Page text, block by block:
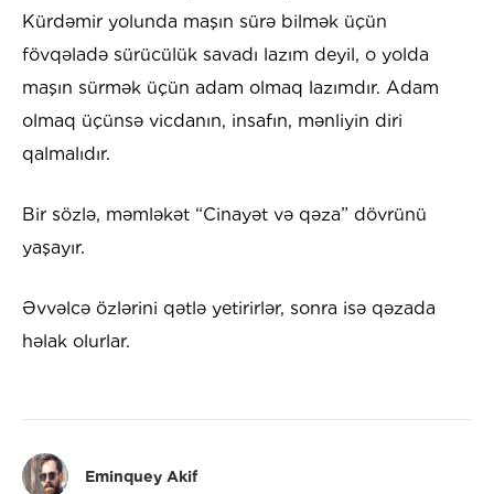
Kürdəmir yolunda maşın sürə bilmək üçün
fövqəladə sürücülük savadı lazım deyil, o yolda
maşın sürmək üçün adam olmaq lazımdır. Adam
olmaq üçünsə vicdanın, insafın, mənliyin diri
qalmalıdır.
Bir sözlə, məmləkət “Cinayət və qəza” dövrünü
yaşayır.
Əvvəlcə özlərini qətlə yetirirlər, sonra isə qəzada
həlak olurlar.
Eminquey Akif